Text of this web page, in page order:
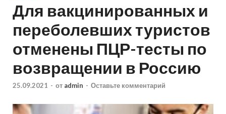
Для вакцинированных и
переболевших туристов
отменены ПЦР-тесты по
возвращении в Россию
25.09.2021 - от admin - Оставьте комментарий